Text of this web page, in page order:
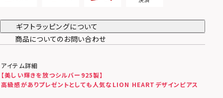
ギフトラッピングについて
商品についてのお問い合わせ
アイテム詳細
【美しい輝きを放つシルバー925製】
高級感がありプレゼントとしても人気なLION HEARTデザインピアス